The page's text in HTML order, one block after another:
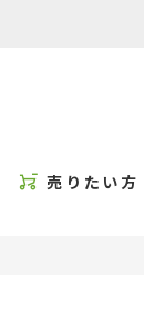
売りたい方